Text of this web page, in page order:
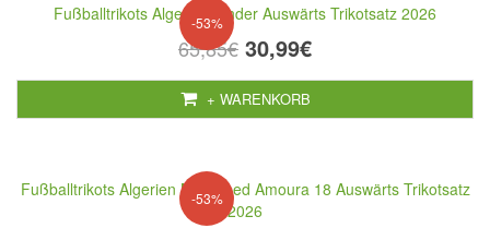
-53%
Fußballtrikots Algerien Kinder Auswärts Trikotsatz 2026
65,85€ 30,99€
+ WARENKORB
-53%
Fußballtrikots Algerien Mohamed Amoura 18 Auswärts Trikotsatz
2026